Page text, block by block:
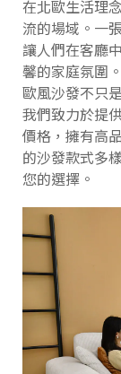
在北歐生活理
流的場域。一
讓人們在客廳
馨的家庭氛圍
歐風沙發不只
我們致力於提
價格，擁有高
的沙發款式多
您的選擇。